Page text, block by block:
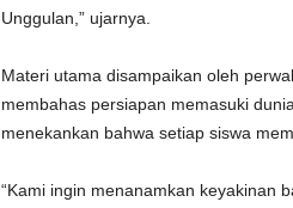
Unggulan,” ujarnya.
Materi utama disampaikan oleh
membahas persiapan memasuki
menekankan bahwa setiap siswa
“Kami ingin menanamkan keyakinan